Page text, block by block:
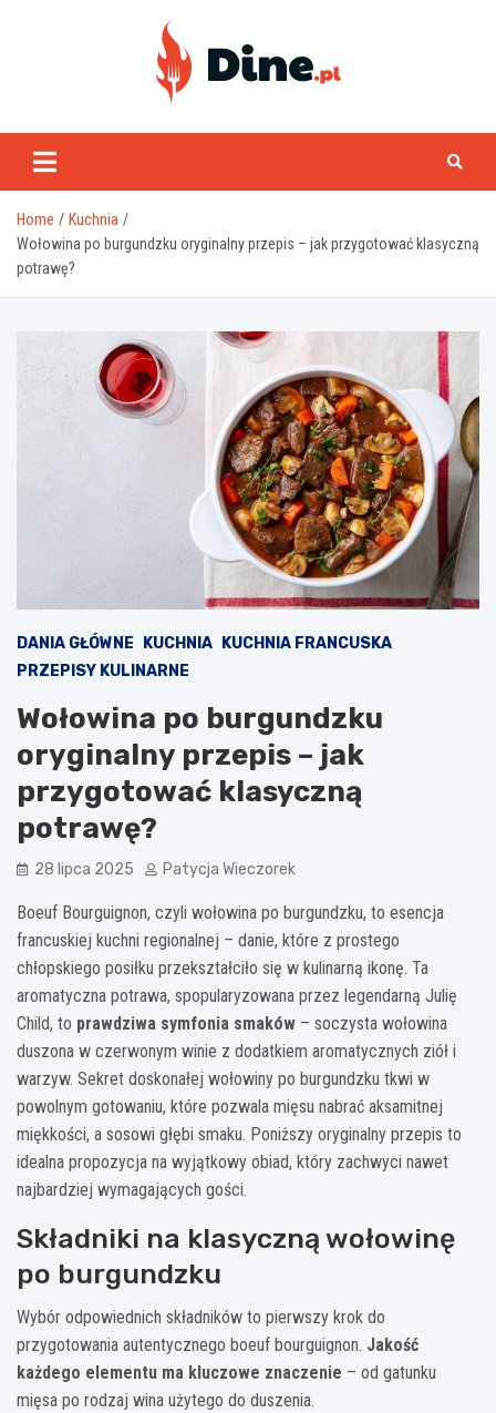
www.dine.pl
Home
Kuchnia
Wołowina po burgundzku oryginalny przepis – jak przygotować klasyczną
potrawę?
DANIA GŁÓWNE KUCHNIA
KUCHNIA FRANCUSKA
PRZEPISY KULINARNE
Wołowina po burgundzku
oryginalny przepis – jak
przygotować klasyczną
potrawę?
28 lipca 2025 Patycja Wieczorek
Boeuf Bourguignon, czyli wołowina po burgundzku, to esencja
francuskiej kuchni regionalnej – danie, które z prostego
chłopskiego posiłku przekształciło się w kulinarną ikonę. Ta
aromatyczna potrawa, spopularyzowana przez legendarną Julię
Child, to prawdziwa symfonia smaków – soczysta wołowina
duszona w czerwonym winie z dodatkiem aromatycznych ziół i
warzyw. Sekret doskonałej wołowiny po burgundzku tkwi w
powolnym gotowaniu, które pozwala mięsu nabrać aksamitnej
miękkości, a sosowi głębi smaku. Poniższy oryginalny przepis to
idealna propozycja na wyjątkowy obiad, który zachwyci nawet
najbardziej wymagających gości.
Składniki na klasyczną wołowinę
po burgundzku
Wybór odpowiednich składników to pierwszy krok do
przygotowania autentycznego boeuf bourguignon. Jakość
każdego elementu ma kluczowe znaczenie – od gatunku
mięsa po rodzaj wina użytego do duszenia.